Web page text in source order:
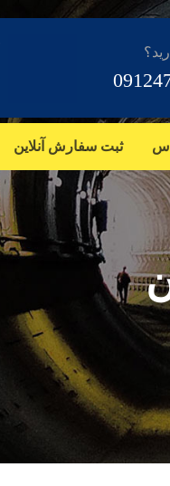
ثبت سفارش آنلاین